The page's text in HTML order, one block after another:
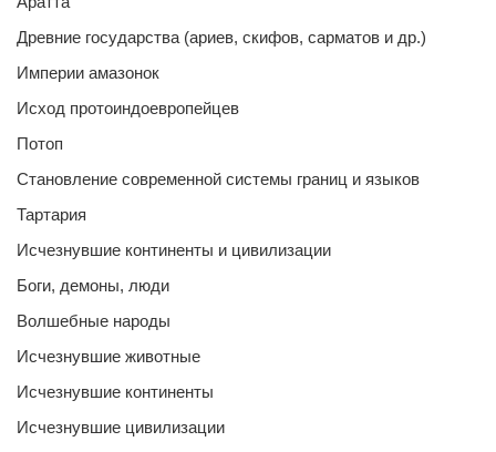
Древние государства (ариев, скифов, сарматов и др.)
Империи амазонок
Исход протоиндоевропейцев
Потоп
Становление современной системы границ и языков
Тартария
Исчезнувшие континенты и цивилизации
Боги, демоны, люди
Волшебные народы
Исчезнувшие животные
Исчезнувшие континенты
Исчезнувшие цивилизации